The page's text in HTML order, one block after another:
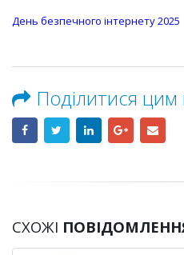
День безпечного інтернету 2025
Поділитися
СХОЖІ